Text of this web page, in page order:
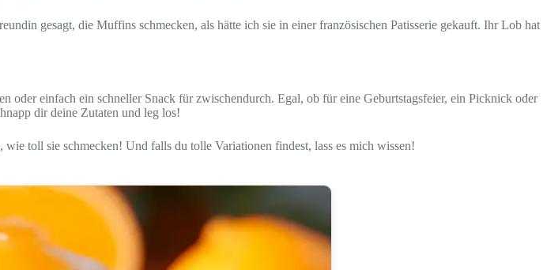
gesagt, die Muffins schmecken, als hätte ich sie in einer französischen Patisserie gekauft. Ihr Lob hat
oder einfach ein schneller Snack für zwischendurch. Egal, ob für eine Geburtstagsfeier, ein Picknick oder
dir deine Zutaten und leg los!
toll sie schmecken! Und falls du tolle Variationen findest, lass es mich wissen!